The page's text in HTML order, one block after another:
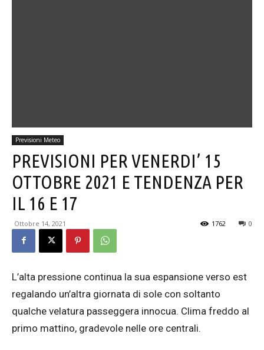
Previsioni Meteo
PREVISIONI PER VENERDI’ 15
OTTOBRE 2021 E TENDENZA PER
IL 16 E 17
Ottobre 14, 2021 0
1762
L’alta pressione continua la sua espansione verso est
regalando un’altra giornata di sole con soltanto
qualche velatura passeggera innocua. Clima freddo al
primo mattino, gradevole nelle ore centrali.